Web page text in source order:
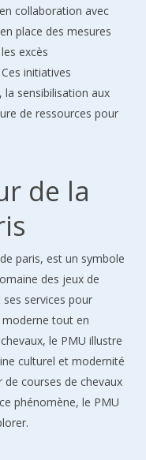
collaboration avec
place des mesures
excès
initiatives
sensibilisation aux
de ressources pour
de la
paris, est un symbole
des jeux de
services pour
moderne tout en
le PMU illustre
culturel et modernité
de courses de chevaux
phénomène, le PMU